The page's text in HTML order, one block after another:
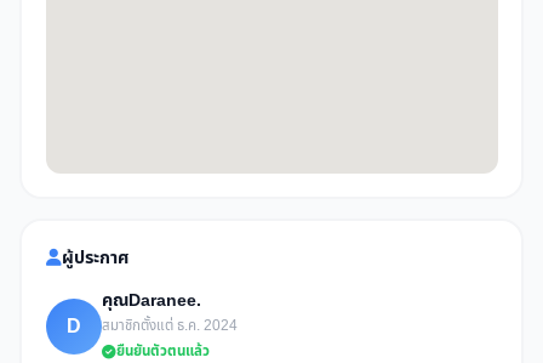
ผู้ประกาศ
D
คุณDaranee.
สมาชิกตั้งแต่ ธ.ค. 2024
ยืนยันตัวตนแล้ว